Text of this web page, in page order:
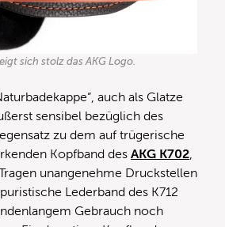
sich stolz das AKG Logo.
auch als Glatze
sensibel bezüglich des
zu dem auf trügerische
Kopfband des AKG K702,
unangenehme Druckstellen
Lederband des K712
Gebrauch noch